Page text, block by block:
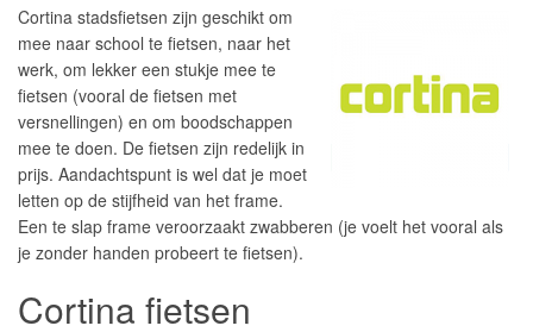
Cortina stadsfietsen zijn geschikt om
mee naar school te fietsen, naar het
werk, om lekker een stukje mee te
fietsen (vooral de fietsen met
versnellingen) en om boodschappen
mee te doen. De fietsen zijn redelijk in
prijs. Aandachtspunt is wel dat je moet
letten op de stijfheid van het frame.
Een te slap frame veroorzaakt zwabberen (je voelt het vooral als
je zonder handen probeert te fietsen).
Cortina fietsen